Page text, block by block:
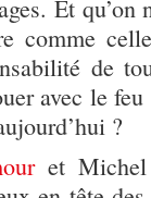
Et qu’on
comme
de
avec le
?
et Michel